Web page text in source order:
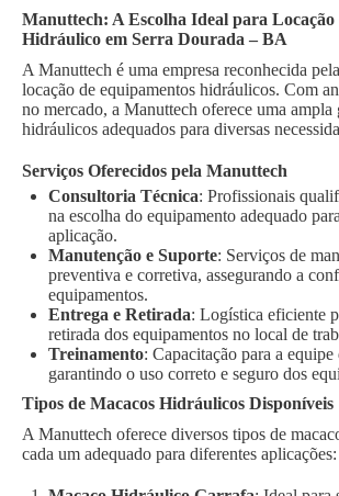
Manuttech: A Escolha Ideal para Locação
Hidráulico em Serra Dourada – BA
A Manuttech é uma empresa reconhecida
locação de equipamentos hidráulicos. Com
no mercado, a Manuttech oferece uma ampla
hidráulicos adequados para diversas
Serviços Oferecidos pela Manuttech
Consultoria Técnica: Profissionais
na escolha do equipamento adequado
aplicação.
Manutenção e Suporte: Serviços de
preventiva e corretiva, assegurando a
equipamentos.
Entrega e Retirada: Logística eficiente
retirada dos equipamentos no local de
Treinamento: Capacitação para a equipe
garantindo o uso correto e seguro dos
Tipos de Macacos Hidráulicos Disponíveis
A Manuttech oferece diversos tipos de
cada um adequado para diferentes aplicações: